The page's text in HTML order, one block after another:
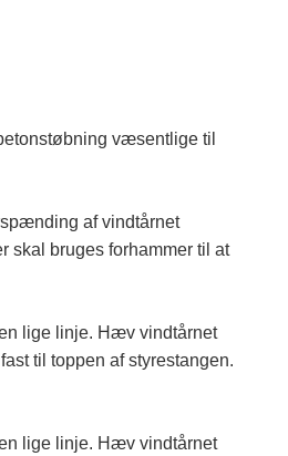
væsentlige til
af vindtårnet
skal bruges forhammer til at
lige linje. Hæv vindtårnet
til toppen af ​​styrestangen.
lige linje. Hæv vindtårnet